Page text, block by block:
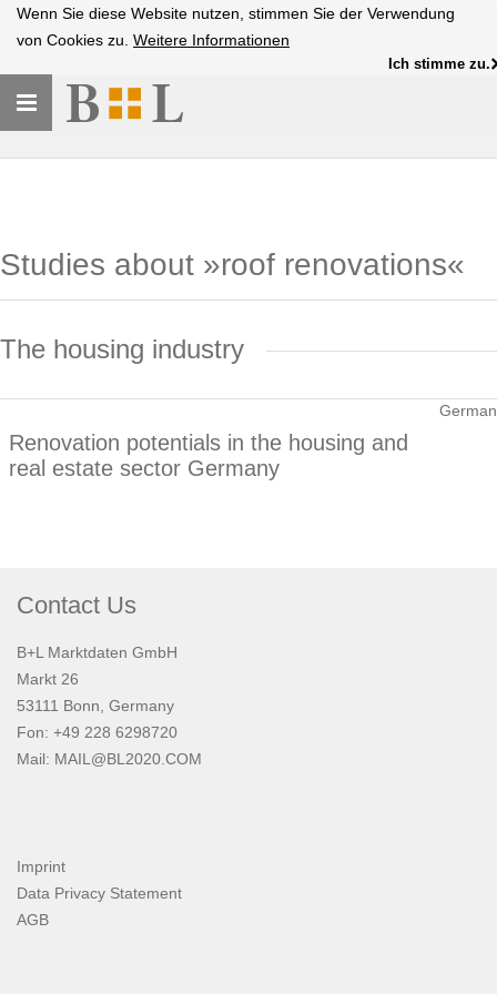
Wenn Sie diese Website nutzen, stimmen Sie der Verwendung
von Cookies zu. Weitere Informationen
Ich stimme zu.
Toggle
navigation
Studies about »roof renovations«
The housing industry
Renovation potentials in the housing and
real estate sector Germany
German
Contact Us
B+L Marktdaten GmbH
Markt 26
53111 Bonn, Germany
Fon: +49 228 6298720
Mail: MAIL@BL2020.COM
Imprint
Data Privacy Statement
AGB